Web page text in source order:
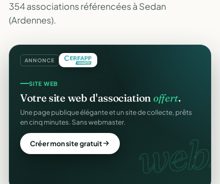
354 associations référencées à Sedan
(Ardennes).
ANNONCE
web.
SITE WEB
Votre site web d'association offert.
Une page publique élégante et un site de collecte, prêts
en cinq minutes. Sans webmaster.
Créer mon site gratuit